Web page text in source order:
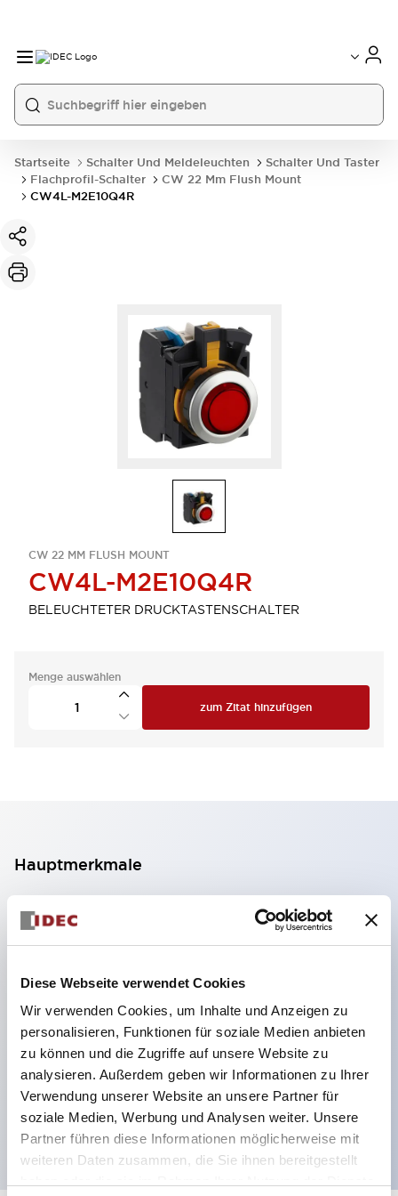
Diese Webseite verwendet Cookies
Wir verwenden Cookies, um Inhalte und Anzeigen zu
personalisieren, Funktionen für soziale Medien anbieten
zu können und die Zugriffe auf unsere Website zu
analysieren. Außerdem geben wir Informationen zu Ihrer
Verwendung unserer Website an unsere Partner für
soziale Medien, Werbung und Analysen weiter. Unsere
Partner führen diese Informationen möglicherweise mit
weiteren Daten zusammen, die Sie ihnen bereitgestellt
Startseite Schalter Und Meldeleuchten
Schalter Und Taster
Flachprofil-Schalter
CW 22 Mm Flush Mount
CW4L-M2E10Q4R
CW 22 MM FLUSH MOUNT
CW4L-M2E10Q4R
BELEUCHTETER DRUCKTASTENSCHALTER
Menge auswählen
zum Zitat hinzufügen
Hauptmerkmale
2-Kontakt-Block mit 2 Stufen, ermöglicht eine 4-
Kontakt-Konfiguration (Gewährleistung der
Paneltiefe 39,9 mm (※ 11-stufiger Kontaktblock),
59,9 mm (※ 22-stufiger Kontaktblock).
Platzsparendes Design möglich.
Sicherheitsstruktur der 3. Generation: 2-Aktions-
Freisetzung, integrierter Schutz, IP20-
Fingerschutzstruktur